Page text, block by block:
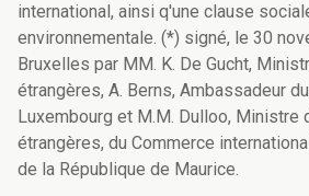
international, ainsi q'une clause
environnementale. (*) signé, le 30
Bruxelles par MM. K. De Gucht,
étrangères, A. Berns, Ambassadeur
Luxembourg et M.M. Dulloo, Ministre
étrangères, du Commerce
de la République de Maurice.